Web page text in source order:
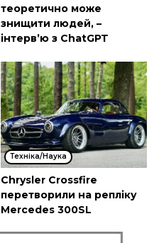
теоретично може
знищити людей, –
інтерв’ю з ChatGPT
Техніка/Наука
Chrysler Crossfire
перетворили на репліку
Mercedes 300SL